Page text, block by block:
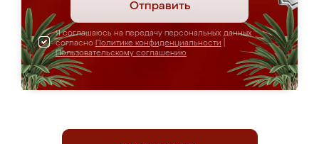
Отправить
Я соглашаюсь на передачу персональных данных
согласно Политике конфиденциальности
Пользовательскому соглашению